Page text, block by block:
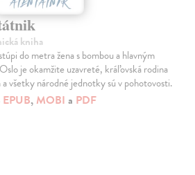
kniha
do metra žena s bombou a hlavným
je okamžite uzavreté, kráľovská rodina
a všetky národné jednotky sú v pohotovosti.
EPUB, MOBI a PDF